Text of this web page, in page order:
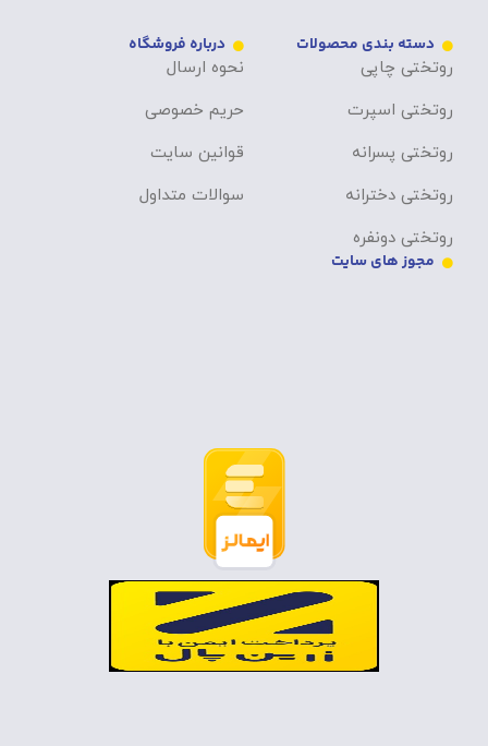
دسته بندی محصولات
روتختی چاپی
روتختی اسپرت
روتختی پسرانه
روتختی دخترانه
روتختی دونفره
درباره فروشگاه
نحوه ارسال
حریم خصوصی
قوانین سایت
سوالات متداول
مجوز های سایت